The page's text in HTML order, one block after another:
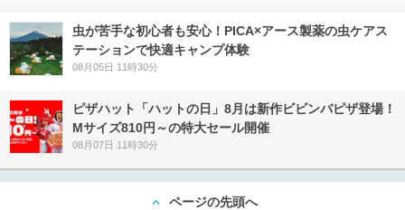
虫が苦手な初心者も安心！PICA×アース製薬の虫ケアス
テーションで快適キャンプ体験
08月05日 11時30分
ピザハット「ハットの日」8月は新作ビビンバピザ登場！
Mサイズ810円～の特大セール開催
08月07日 11時30分
ページの先頭へ